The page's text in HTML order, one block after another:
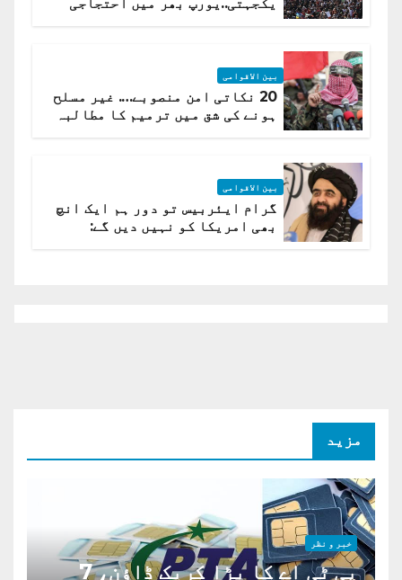
بین الاقوامی
20 نکاتی امن منصوبے…. غیر مسلح
ہونے کی شق میں ترمیم کا مطالبہ
بین الاقوامی
گرام ایئربیس تو دور ہم ایک انچ
بھی امریکا کو نہیں دیں گے:
مزید
خبر و نظر
پی ٹی اے کا بڑا کریک ڈاؤن، 7